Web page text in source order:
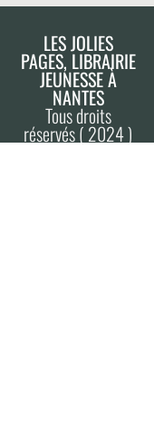
LES JOLIES
PAGES, LIBRAIRIE
JEUNESSE À
NANTES
Tous droits
réservés ( 2024 )